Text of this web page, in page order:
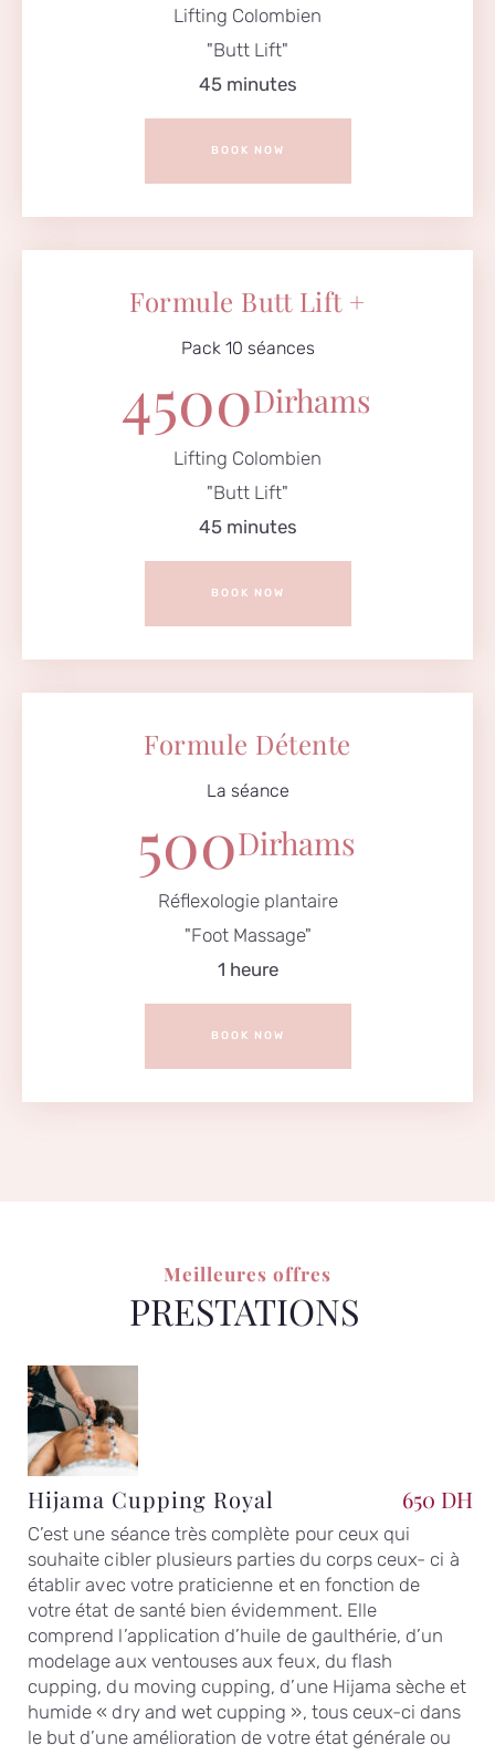
Lifting Colombien
"Butt Lift"
45 minutes
BOOK NOW
Formule Butt Lift +
Pack 10 séances
4500Dirhams
Lifting Colombien
"Butt Lift"
45 minutes
BOOK NOW
Formule Détente
La séance
500Dirhams
Réflexologie plantaire
"Foot Massage"
1 heure
BOOK NOW
Meilleures offres
PRESTATIONS
Hijama Cupping Royal
C’est une séance très complète pour ceux qui
souhaite cibler plusieurs parties du corps ceux- ci à
établir avec votre praticienne et en fonction de
votre état de santé bien évidemment. Elle
comprend l’application d’huile de gaulthérie, d’un
modelage aux ventouses aux feux, du flash
cupping, du moving cupping, d’une Hijama sèche et
humide « dry and wet cupping », tous ceux-ci dans
le but d’une amélioration de votre état générale ou
650 DH